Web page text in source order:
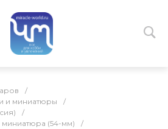
/
и миниатюры
/
/
(54-мм)
/